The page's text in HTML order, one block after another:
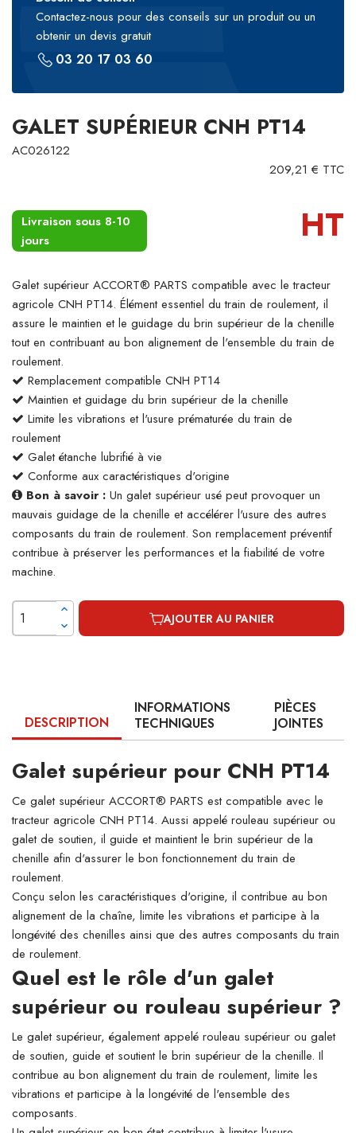
Contactez-nous pour des conseils sur un produit ou un
obtenir un devis gratuit
03 20 17 03 60
GALET SUPÉRIEUR CNH PT14
AC026122
209,21 € TTC
Livraison sous 8-10
jours
HT
Galet supérieur ACCORT® PARTS compatible avec le tracteur
agricole CNH PT14. Élément essentiel du train de roulement, il
assure le maintien et le guidage du brin supérieur de la chenille
tout en contribuant au bon alignement de l'ensemble du train de
roulement.
Remplacement compatible CNH PT14
Maintien et guidage du brin supérieur de la chenille
Limite les vibrations et l'usure prématurée du train de
roulement
Galet étanche lubrifié à vie
Conforme aux caractéristiques d'origine
Bon à savoir : Un galet supérieur usé peut provoquer un
mauvais guidage de la chenille et accélérer l'usure des autres
composants du train de roulement. Son remplacement préventif
contribue à préserver les performances et la fiabilité de votre
machine.
AJOUTER AU PANIER
DESCRIPTION
INFORMATIONS
TECHNIQUES
PIÈCES
JOINTES
Galet supérieur pour CNH PT14
Ce galet supérieur ACCORT® PARTS est compatible avec le
tracteur agricole CNH PT14. Aussi appelé rouleau supérieur ou
galet de soutien, il guide et maintient le brin supérieur de la
chenille afin d'assurer le bon fonctionnement du train de
roulement.
Conçu selon les caractéristiques d'origine, il contribue au bon
alignement de la chaîne, limite les vibrations et participe à la
longévité des chenilles ainsi que des autres composants du train
de roulement.
Quel est le rôle d'un galet
supérieur ou rouleau supérieur ?
Le galet supérieur, également appelé rouleau supérieur ou galet
de soutien, guide et soutient le brin supérieur de la chenille. Il
contribue au bon alignement du train de roulement, limite les
vibrations et participe à la longévité de l'ensemble des
composants.